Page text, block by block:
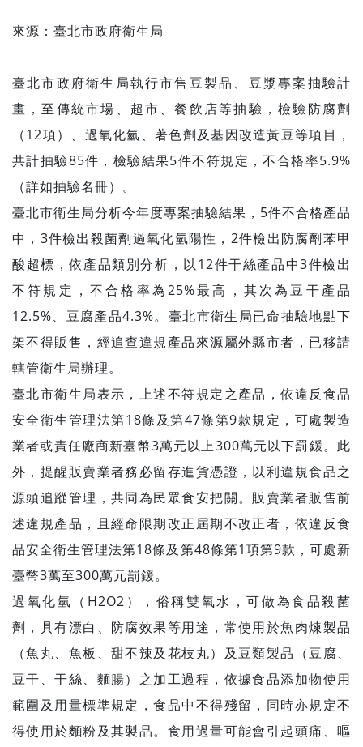
來源：臺北市政府衛生局
臺北市政府衛生局執行市售豆製品、豆漿專案抽驗計
畫，至傳統市場、超市、餐飲店等抽驗，檢驗防腐劑
（12項）、過氧化氫、著色劑及基因改造黃豆等項目，
共計抽驗85件，檢驗結果5件不符規定，不合格率5.9%
（詳如抽驗名冊）。
臺北市衛生局分析今年度專案抽驗結果，5件不合格產品
中，3件檢出殺菌劑過氧化氫陽性，2件檢出防腐劑苯甲
酸超標，依產品類別分析，以12件干絲產品中3件檢出
不符規定，不合格率為25%最高，其次為豆干產品
12.5%、豆腐產品4.3%。臺北市衛生局已命抽驗地點下
架不得販售，經追查違規產品來源屬外縣市者，已移請
轄管衛生局辦理。
臺北市衛生局表示，上述不符規定之產品，依違反食品
安全衛生管理法第18條及第47條第9款規定，可處製造
業者或責任廠商新臺幣3萬元以上300萬元以下罰鍰。此
外，提醒販賣業者務必留存進貨憑證，以利違規食品之
源頭追蹤管理，共同為民眾食安把關。販賣業者販售前
述違規產品，且經命限期改正屆期不改正者，依違反食
品安全衛生管理法第18條及第48條第1項第9款，可處新
臺幣3萬至300萬元罰鍰。
過氧化氫（H2O2），俗稱雙氧水，可做為食品殺菌
劑，具有漂白、防腐效果等用途，常使用於魚肉煉製品
（魚丸、魚板、甜不辣及花枝丸）及豆類製品（豆腐、
豆干、干絲、麵腸）之加工過程，依據食品添加物使用
範圍及用量標準規定，食品中不得殘留，同時亦規定不
得使用於麵粉及其製品。食用過量可能會引起頭痛、嘔